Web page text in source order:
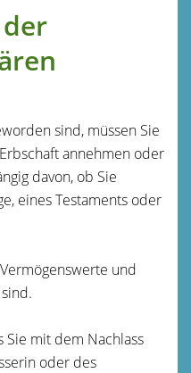
sind, müssen Sie
annehmen oder
davon, ob Sie
eines Testaments oder
und
Sie mit dem Nachlass
oder des